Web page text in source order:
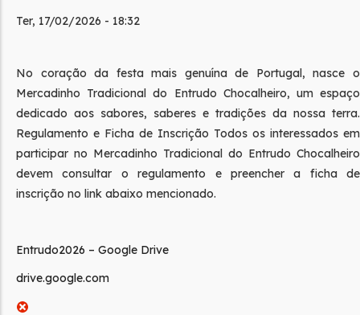
Ter, 17/02/2026 - 18:32
No coração da festa mais genuína de Portugal, nasce o
Mercadinho Tradicional do Entrudo Chocalheiro, um espaço
dedicado aos sabores, saberes e tradições da nossa terra.
Regulamento e Ficha de Inscrição Todos os interessados em
participar no Mercadinho Tradicional do Entrudo Chocalheiro
devem consultar o regulamento e preencher a ficha de
inscrição no link abaixo mencionado.
Entrudo2026 – Google Drive
drive.google.com